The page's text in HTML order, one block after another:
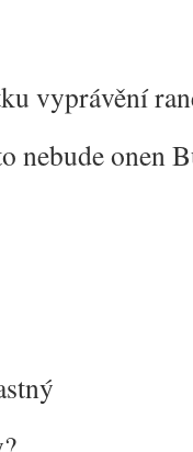
vyprávění
nebude onen